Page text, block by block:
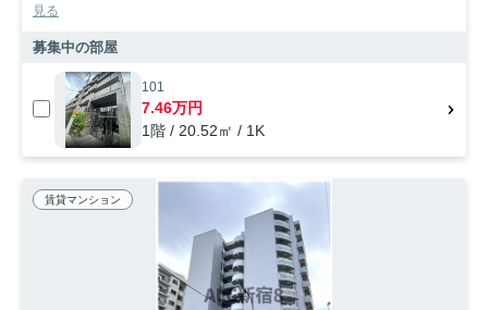
見る
募集中の部屋
101
7.46万円
1階 / 20.52㎡ / 1K
賃貸マンション